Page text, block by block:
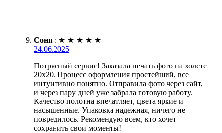
Соня : ★ ★ ★ ★ ★
24.06.2025
Потрясный сервис! Заказала печать фото на холсте
20х20. Процесс оформления простейший, все
интуитивно понятно. Отправила фото через сайт,
и через пару дней уже забрала готовую работу.
Качество полотна впечатляет, цвета яркие и
насыщенные. Упаковка надежная, ничего не
повредилось. Рекомендую всем, кто хочет
сохранить свои моменты!